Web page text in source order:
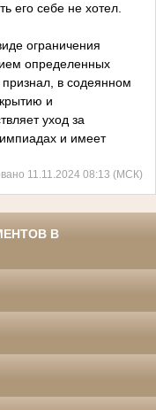
его себе не хотел.
ограничения
определенных
в содеянном
и
уход за
и имеет
11.11.2024 08:13 (МСК)
В